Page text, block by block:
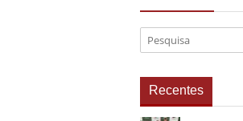
Recentes